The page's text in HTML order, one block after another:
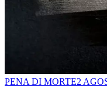
PENA DI MORTE2